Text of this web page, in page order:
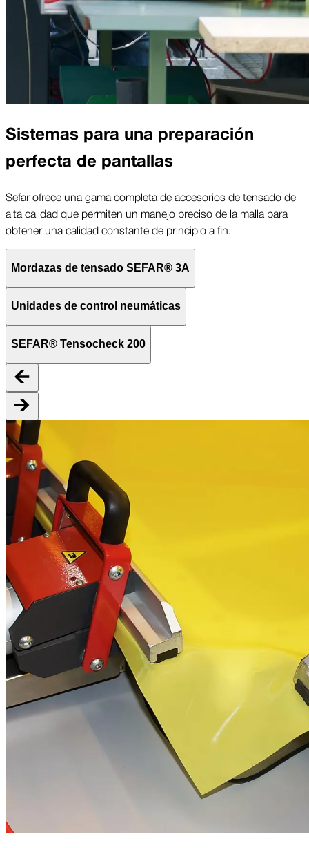
Sistemas para una preparación
perfecta de pantallas
Sefar ofrece una gama completa de accesorios de tensado de
alta calidad que permiten un manejo preciso de la malla para
obtener una calidad constante de principio a fin.
Mordazas de tensado SEFAR® 3A
Unidades de control neumáticas
SEFAR® Tensocheck 200